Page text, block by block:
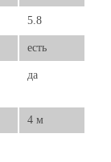
5.8
есть
да
4 м